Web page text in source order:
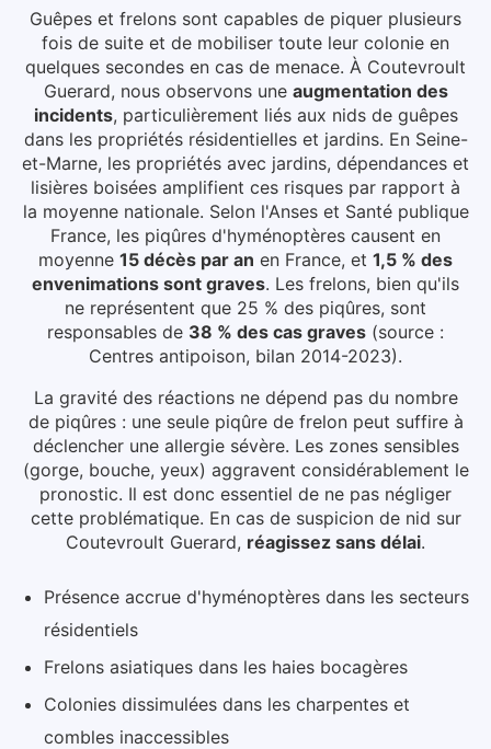
Guêpes et frelons sont capables de piquer plusieurs
fois de suite et de mobiliser toute leur colonie en
quelques secondes en cas de menace. À Coutevroult
Guerard, nous observons une augmentation des
incidents, particulièrement liés aux nids de guêpes
dans les propriétés résidentielles et jardins. En Seine-
et-Marne, les propriétés avec jardins, dépendances et
lisières boisées amplifient ces risques par rapport à
la moyenne nationale. Selon l'Anses et Santé publique
France, les piqûres d'hyménoptères causent en
moyenne 15 décès par an en France, et 1,5 % des
envenimations sont graves. Les frelons, bien qu'ils
ne représentent que 25 % des piqûres, sont
responsables de 38 % des cas graves (source :
Centres antipoison, bilan 2014-2023).
La gravité des réactions ne dépend pas du nombre
de piqûres : une seule piqûre de frelon peut suffire à
déclencher une allergie sévère. Les zones sensibles
(gorge, bouche, yeux) aggravent considérablement le
pronostic. Il est donc essentiel de ne pas négliger
cette problématique. En cas de suspicion de nid sur
Coutevroult Guerard, réagissez sans délai.
Présence accrue d'hyménoptères dans les secteurs
résidentiels
Frelons asiatiques dans les haies bocagères
Colonies dissimulées dans les charpentes et
combles inaccessibles